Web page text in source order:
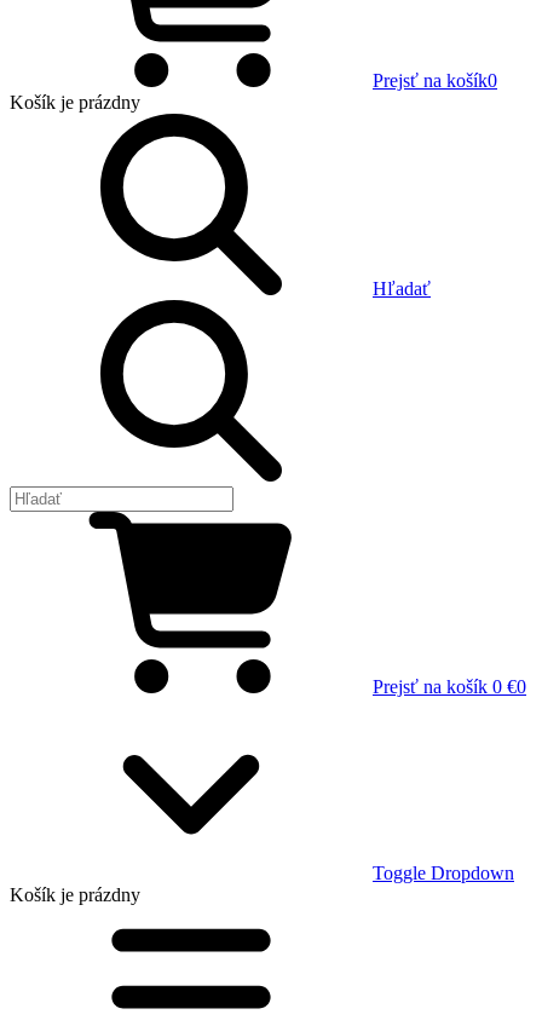
Prejsť na košík0
Košík je prázdny
Hľadať
Prejsť na košík 0 €0
Toggle Dropdown
Košík je prázdny